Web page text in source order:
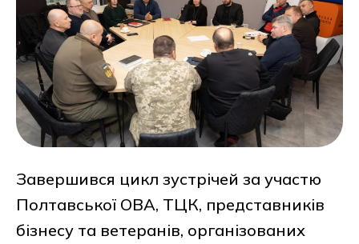
Завершився цикл зустрічей за участю
Полтавської ОВА, ТЦК, представників
бізнесу та ветеранів, організованих